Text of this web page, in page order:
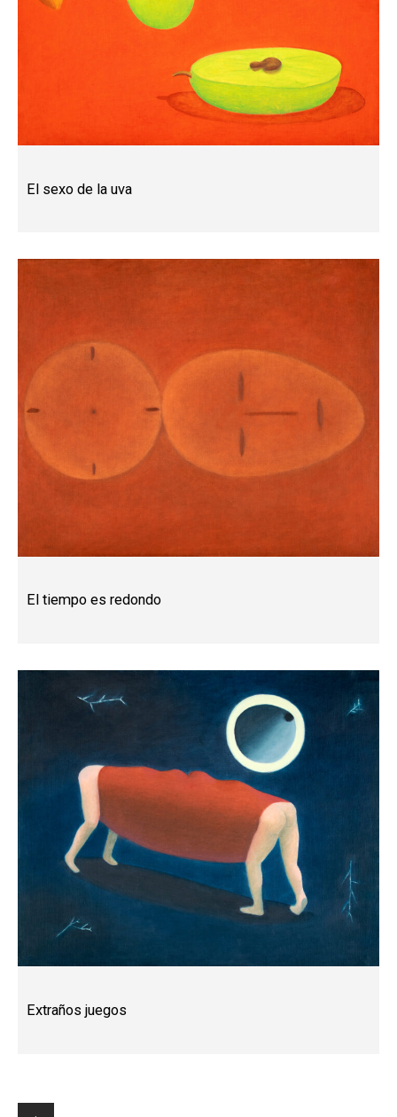
El sexo de la uva
El tiempo es redondo
Extraños juegos